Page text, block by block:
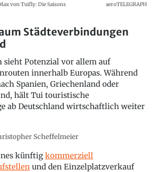
von Tuifly: Die Saisons
aeroTELEGRAPH
Städteverbindungen
sieht Potenzial vor allem auf
innerhalb Europas. Während
Spanien, Griechenland oder
hält Tui touristische
ab Deutschland wirtschaftlich weiter
Scheffelmeier
künftig kommerziell
und den Einzelplatzverkauf